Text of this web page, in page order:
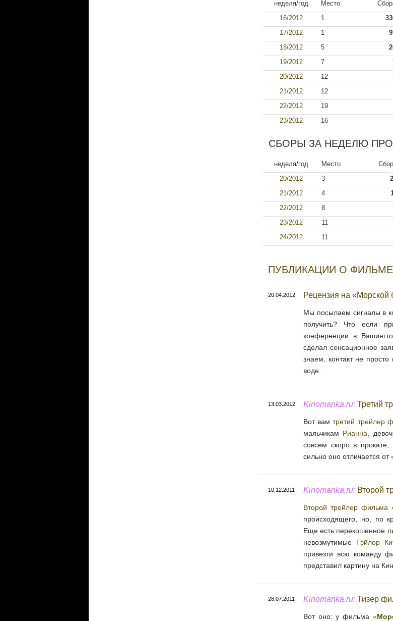
неделя/год Место
16/2012
1
17/2012
1
18/2012
5
19/2012
7
20/2012
12
21/2012
12
22/2012
19
23/2012
16
СБОРЫ ЗА НЕДЕЛЮ
неделя/год Место
20/2012
3
21/2012
4
22/2012
8
23/2012
11
24/2012
11
ПУБЛИКАЦИИ О ФИЛЬМЕ
20.04.2012 Рецензия на «Морской
Мы посылаем сигналы в
получить? Что если
конференции в
сделал сенсационное
знаем, контакт не
воде.
13.03.2012 Kinomanka.ru: Третий
Вот вамтретий трейлер
мальчикам Рианна ,
совсем скоро в
сильно оно отличается
10.12.2011 Kinomanka.ru: Второй
Второй трейлер фильма
происходящего, но, по
Еще есть перекошенное
невозмутимыеТэйлор
привезти всю команду
представил картину на
28.07.2011 Kinomanka.ru: Тизер
Вот оно: у фильма «